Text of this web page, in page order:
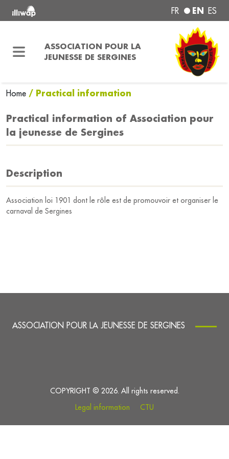
FR EN ES
ASSOCIATION POUR LA
JEUNESSE DE SERGINES
Home / Practical information
Practical information of Association pour
la jeunesse de Sergines
Description
Association loi 1901 dont le rôle est de promouvoir et organiser le
carnaval de Sergines
ASSOCIATION POUR LA JEUNESSE DE SERGINES
COPYRIGHT © 2026. All rights reserved.
Legal information
CTU